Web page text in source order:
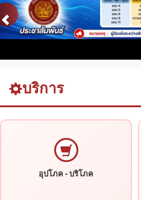
บริการ
อุปโภค - บริโภค